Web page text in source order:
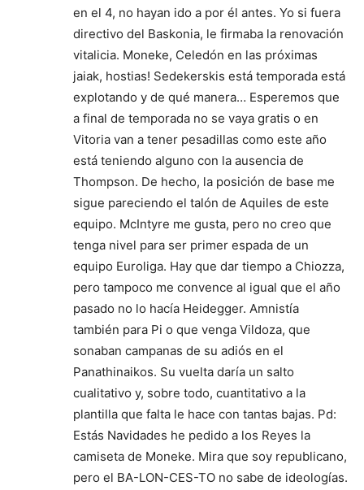
en el 4, no hayan ido a por él antes. Yo si fuera
directivo del Baskonia, le firmaba la renovación
vitalicia. Moneke, Celedón en las próximas
jaiak, hostias! Sedekerskis está temporada está
explotando y de qué manera… Esperemos que
a final de temporada no se vaya gratis o en
Vitoria van a tener pesadillas como este año
está teniendo alguno con la ausencia de
Thompson. De hecho, la posición de base me
sigue pareciendo el talón de Aquiles de este
equipo. McIntyre me gusta, pero no creo que
tenga nivel para ser primer espada de un
equipo Euroliga. Hay que dar tiempo a Chiozza,
pero tampoco me convence al igual que el año
pasado no lo hacía Heidegger. Amnistía
también para Pi o que venga Vildoza, que
sonaban campanas de su adiós en el
Panathinaikos. Su vuelta daría un salto
cualitativo y, sobre todo, cuantitativo a la
plantilla que falta le hace con tantas bajas. Pd:
Estás Navidades he pedido a los Reyes la
camiseta de Moneke. Mira que soy republicano,
pero el BA-LON-CES-TO no sabe de ideologías.